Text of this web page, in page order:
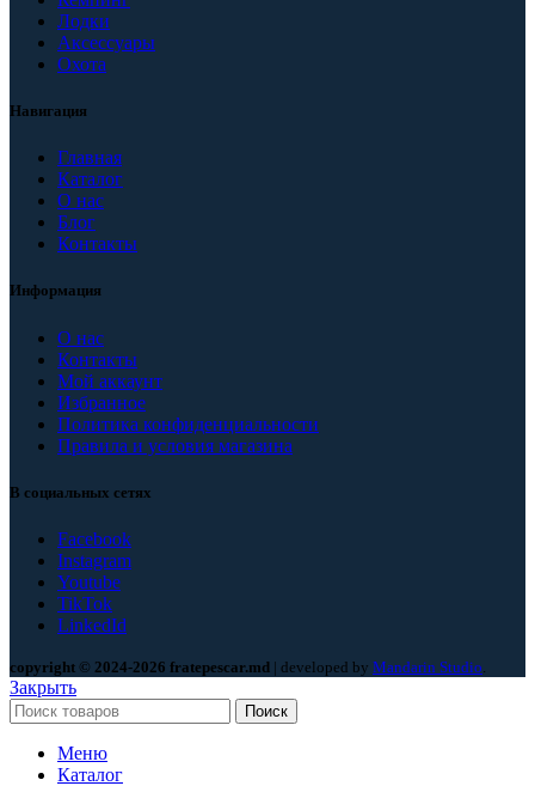
Лодки
Аксессуары
Охота
Навигация
Главная
Каталог
О нас
Блог
Контакты
Информация
О нас
Контакты
Мой аккаунт
Избранное
Политика конфиденциальности
Правила и условия магазина
В социальных сетях
Facebook
Instagram
Youtube
TikTok
LinkedId
copyright © 2024-2026 fratepescar.md | developed by Mandarin Studio.
Закрыть
Поиск
Меню
Каталог